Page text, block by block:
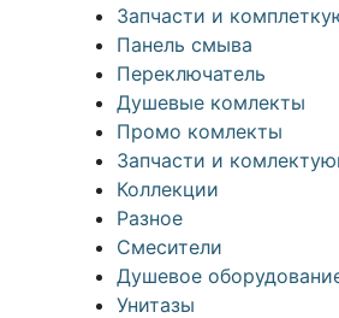
Запчасти и
Панель смыва
Переключатель
Душевые комлекты
Промо комлекты
Запчасти и
Коллекции
Разное
Смесители
Душевое
Унитазы